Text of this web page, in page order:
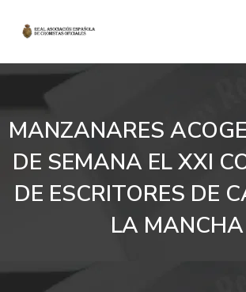
MANZANARES
DE SEMANA EL XXI
DE ESCRITORES DE
LA MANCHA